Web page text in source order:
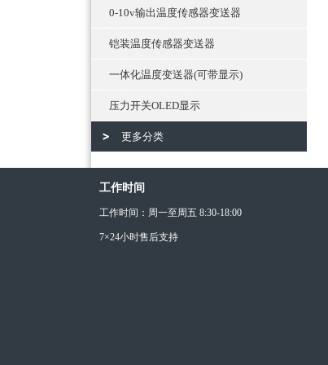
0-10v输出温度传感器变送器
铠装温度传感器变送器
一体化温度变送器(可带显示)
压力开关OLED显示
更多分类
工作时间
工作时间：周一至周五 8:30-18:00
7×24小时售后支持